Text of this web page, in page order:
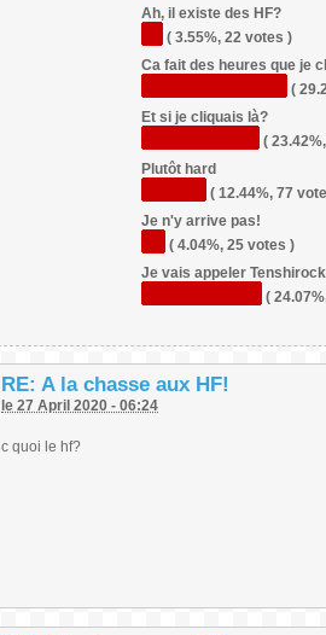
Ah, il existe des HF?
( 3.55%, 22 votes )
Ca fait des heures que je
(
Et si je cliquais là?
(
Plutôt hard
( 12.44%, 77
Je n'y arrive pas!
( 4.04%, 25 votes )
Je vais appeler
(
RE: A la chasse aux HF!
le 27 April 2020 - 06:24
c quoi le hf?